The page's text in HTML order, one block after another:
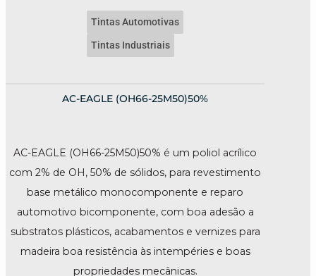
Tintas Automotivas
Tintas Industriais
AC-EAGLE (OH66-25M50)50%
AC-EAGLE (OH66-25M50)50% é um poliol acrílico
com 2% de OH, 50% de sólidos, para revestimento
base metálico monocomponente e reparo
automotivo bicomponente, com boa adesão a
substratos plásticos, acabamentos e vernizes para
madeira boa resistência às intempéries e boas
propriedades mecânicas.